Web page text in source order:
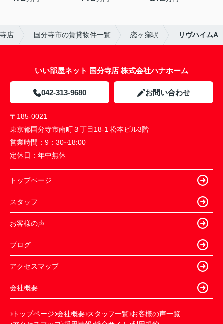
店 国分寺市の賃貸物件一覧 恋ヶ窪駅 リヴハイムA
いい部屋ネット 国分寺店 株式会社ハナホーム
042-313-9680 お問い合わせ
〒185-0021
東京都国分寺市南町３丁目18-1 松本ビル3階
営業時間： 9：30~18:00
定休日： 年中無休
トップページ
スタッフ
お客様の声
ブログ
アクセスマップ
会社概要
トップページ 会社概要 スタッフ一覧 お客様の声一覧